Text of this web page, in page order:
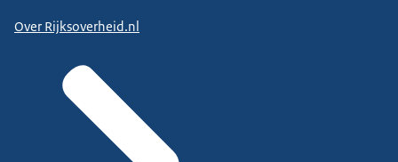
Over Rijksoverheid.nl